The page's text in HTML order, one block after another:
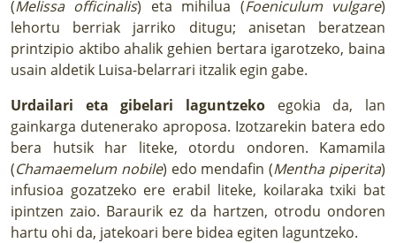
(Melissa officinalis) eta mihilua (Foeniculum vulgare)
lehortu berriak jarriko ditugu; anisetan beratzean
printzipio aktibo ahalik gehien bertara igarotzeko, baina
usain aldetik Luisa-belarrari itzalik egin gabe.
Urdailari eta gibelari laguntzeko egokia da, lan
gainkarga dutenerako aproposa. Izotzarekin batera edo
bera hutsik har liteke, otordu ondoren. Kamamila
(Chamaemelum nobile) edo mendafin (Mentha piperita)
infusioa gozatzeko ere erabil liteke, koilaraka txiki bat
ipintzen zaio. Baraurik ez da hartzen, otrodu ondoren
hartu ohi da, jatekoari bere bidea egiten laguntzeko.